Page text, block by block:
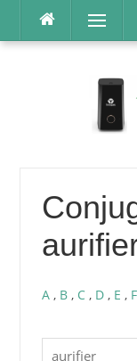
contenu
Menu
A , B , C , D , E , F